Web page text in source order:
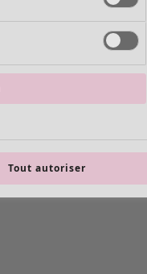
Tout autoriser